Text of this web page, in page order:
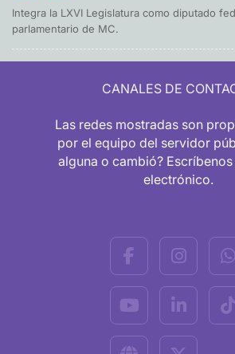
Integra la LXVI Legislatura como diputado
parlamentario de MC.
CANALES DE
Las redes mostradas son
por el equipo del servidor
alguna o cambió?
electrónico.